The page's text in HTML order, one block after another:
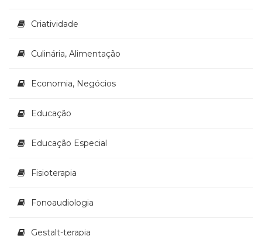
Criatividade
Culinária, Alimentação
Economia, Negócios
Educação
Educação Especial
Fisioterapia
Fonoaudiologia
Gestalt-terapia